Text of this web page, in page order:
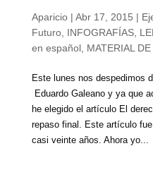
Aparicio| Abr 17, 2015 |
Futuro, INFOGRAFÍAS,
en español, MATERIAL
Este lunes nos despedimos
Eduardo Galeano y ya que
he elegido el artículo El
repaso final. Este artículo
casi veinte años. Ahora yo...